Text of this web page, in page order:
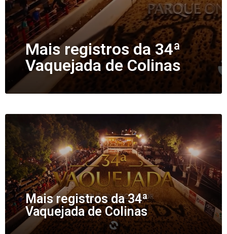
Mais registros da 34ª
Vaquejada de Colinas
Mais registros da 34ª
Vaquejada de Colinas